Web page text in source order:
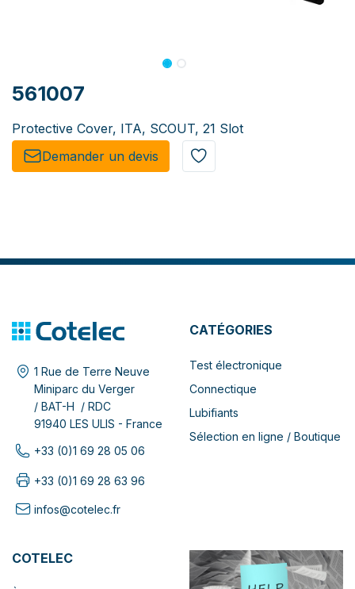
561007
Protective Cover, ITA, SCOUT, 21 Slot
Demander un de​​vis​​
1 Rue de Terre Neuve
Miniparc du Verger
/ BAT-H / RDC
91940 LES ULIS - France
+33 (0)1 69 28 05 06
+33 (0)1 69 28 63 96
infos@cotelec.fr
CATÉGORIES
Test électronique
Connectique
Lubifiants
Sélection en ligne / Boutique
COTELEC